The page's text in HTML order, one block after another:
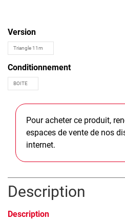
Version
Conditionnement
Pour acheter ce produit,
espaces de vente de nos
internet.
Description
Description